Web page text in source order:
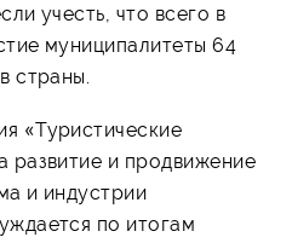
учесть, что всего в
муниципалитеты 64
страны.
«Туристические
развитие и продвижение
и индустрии
по итогам